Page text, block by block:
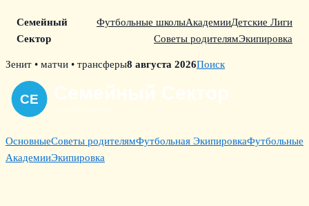
Семейный
Сектор
Футбольные школыАкадемииДетские Лиги
Советы родителямЭкипировка
Skip
content
Зенит • матчи • трансферы8 августа 2026Поиск
ОсновныеСоветы родителямФутбольная ЭкипировкаФутбольные
АкадемииЭкипировка